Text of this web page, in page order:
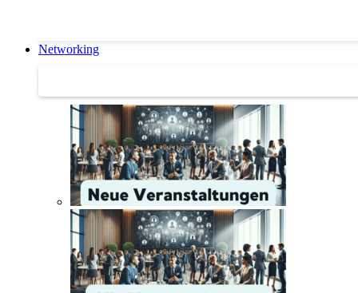
Networking